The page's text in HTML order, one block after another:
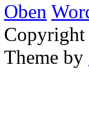
Oben
Theme by